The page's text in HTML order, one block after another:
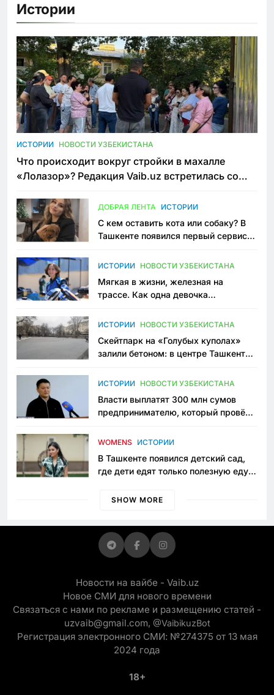
Истории
ИСТОРИИ НОВОСТИ УЗБЕКИСТАНА
Что происходит вокруг стройки в махалле
«Лолазор»? Редакция Vaib.uz встретилась со
ДОБРАЯ ЛЕНТА ИСТОРИИ
С кем оставить кота или собаку? В
Ташкенте появился первый сервис
ИСТОРИИ НОВОСТИ УЗБЕКИСТАНА
Мягкая в жизни, железная на
трассе. Как одна девочка
Узбекистане
ИСТОРИИ НОВОСТИ УЗБЕКИСТАНА
Скейтпарк на «Голубых куполах»
залили бетоном: в центре Ташкента
пространство
ИСТОРИИ НОВОСТИ УЗБЕКИСТАНА
Власти выплатят 300 млн сумов
предпринимателю, который провёл
приговору
WOMENS ИСТОРИИ
В Ташкенте появился детский сад,
где дети едят только полезную еду.
просить «кашу без сахара»
SHOW MORE
Новости на вайбе - Vaib.uz
Новое СМИ для нового времени
Связаться с нами по рекламе и размещению статей -
uzvaib@gmail.com, @VaibikuzBot
Регистрация электронного СМИ: №274375 от 13 мая
2024 года
18+